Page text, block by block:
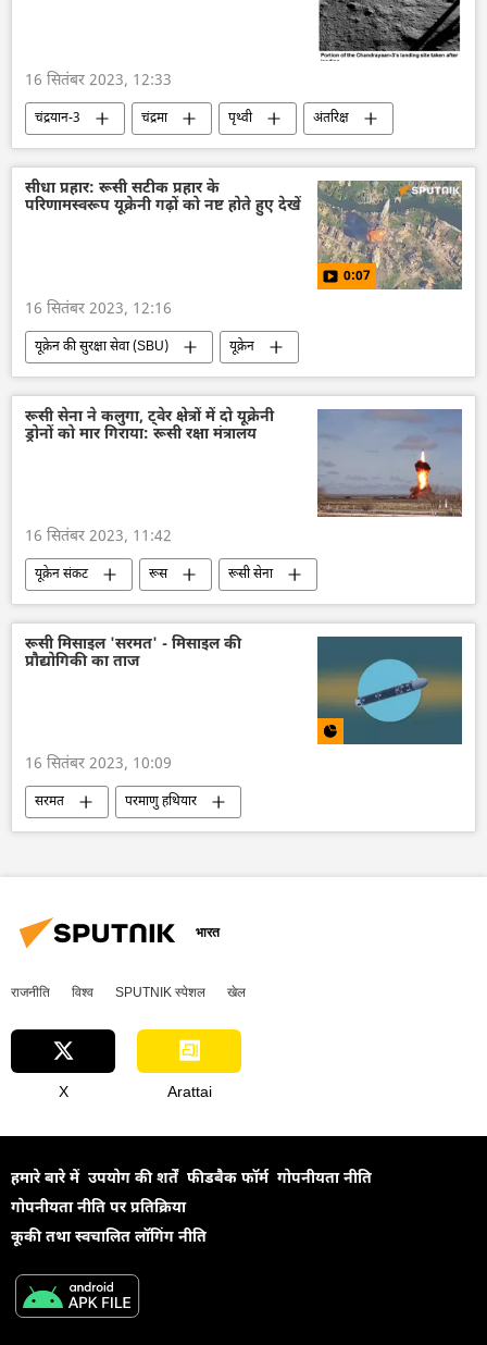
16 सितंबर 2023, 12:33
चंद्रयान-3 चंद्रमा पृथ्वी
अंतरिक्ष
अंतरिक्ष उद्योग
अंतरिक्ष अनुसंधान
भारत
भारत का विकास
विज्ञान एवं प्रौद्योगिकी
विज्ञान एवं प्रौद्योगिकी
सीधा प्रहार: रूसी सटीक प्रहार के
परिणामस्वरूप यूक्रेनी गढ़ों को नष्ट होते हुए देखें
0:07
16 सितंबर 2023, 12:16
यूक्रेन की सुरक्षा सेवा (SBU)
यूक्रेन
यूक्रेन सशस्त्र बल
यूक्रेन का जवाबी हमला
रूस
रूसी सेना
वायु रक्षा
विशेष सैन्य अभियान
रक्षा-पंक्ति
खेरसॉन
रूसी सेना ने कलुगा, ट्वेर क्षेत्रों में दो यूक्रेनी
ड्रोनों को मार गिराया: रूसी रक्षा मंत्रालय
16 सितंबर 2023, 11:42
यूक्रेन संकट रूस
रूसी सेना
वायु रक्षा
वायुसेना
रक्षा मंत्रालय (MoD)
यूक्रेन
यूक्रेन की सुरक्षा सेवा (SBU)
रूसी मिसाइल 'सरमत' - मिसाइल की
प्रौद्योगिकी का ताज
16 सितंबर 2023, 10:09
सरमत
परमाणु हथियार
सामूहिक विनाश का हथियार
तकनीकी विकास
इन्फोग्राफिक
रॉसकॉसमॉस
भारत
राजनीति विश्व SPUTNIK स्पेशल खेल
X Arattai
हमारे बारे में उपयोग की शर्तें फीडबैक फॉर्म गोपनीयता नीति
गोपनीयता नीति पर प्रतिक्रिया
कूकी तथा स्वचालित लॉगिंग नीति